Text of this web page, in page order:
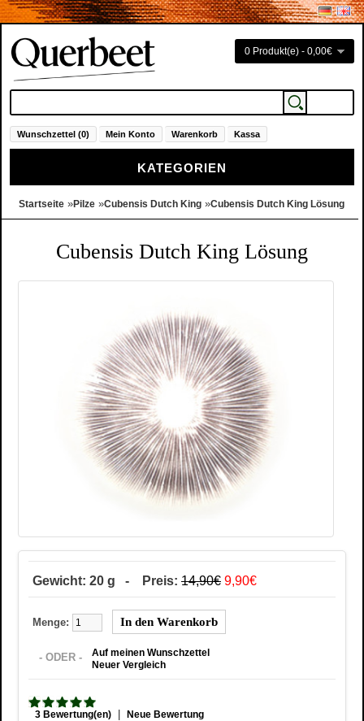
0 Produkt(e) - 0,00€
Wunschzettel (0) Mein Konto Warenkorb Kassa
KATEGORIEN
Startseite »Pilze »Cubensis Dutch King »Cubensis Dutch King Lösung
Cubensis Dutch King Lösung
Gewicht: 20 g - Preis: 14,90€ 9,90€
Menge:
- ODER -
Auf meinen Wunschzettel
Neuer Vergleich
3 Bewertung(en) | Neue Bewertung